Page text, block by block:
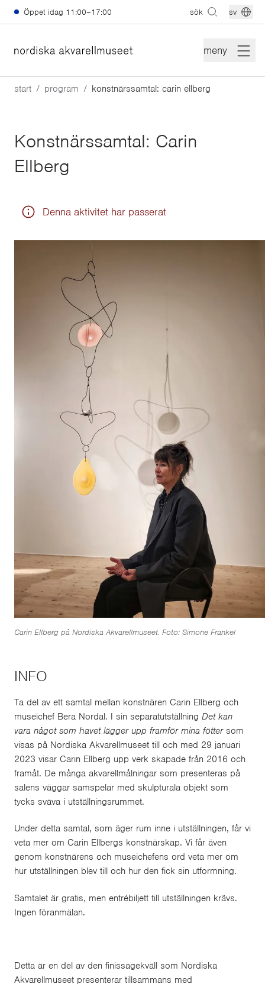
Hoppa till huvudinnehåll
Öppet idag 11:00–17:00 sök sv
meny
start program konstnärssamtal: carin ellberg
Konstnärssamtal: Carin
Ellberg
Denna aktivitet har passerat
Carin Ellberg på Nordiska Akvarellmuseet. Foto: Simone Frankel
INFO
Ta del av ett samtal mellan konstnären Carin Ellberg och
museichef Bera Nordal. I sin separatutställning Det kan
vara något som havet lägger upp framför mina föttersom
visas på Nordiska Akvarellmuseet till och med 29 januari
2023 visar Carin Ellberg upp verk skapade från 2016 och
framåt. De många akvarellmålningar som presenteras på
salens väggar samspelar med skulpturala objekt som
tycks sväva i utställningsrummet.
Under detta samtal, som äger rum inne i utställningen, får vi
veta mer om Carin Ellbergs konstnärskap. Vi får även
genom konstnärens och museichefens ord veta mer om
hur utställningen blev till och hur den fick sin utformning.
Samtalet är gratis, men entrébiljett till utställningen krävs.
Ingen föranmälan.
Detta är en del av den finissagekväll som Nordiska
Akvarellmuseet presenterar tillsammans med